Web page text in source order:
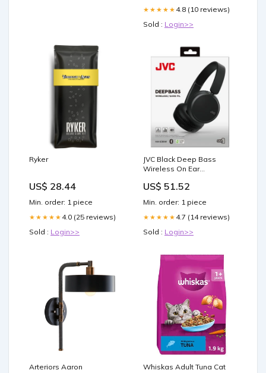
★★★★★ 4.8 (10 reviews)
Sold : Login>>
Ryker
US$ 28.44
Min. order: 1 piece
★★★★★ 4.0 (25 reviews)
Sold : Login>>
JVC Black Deep Bass
Wireless On Ear
US$ 51.52
Min. order: 1 piece
★★★★★ 4.7 (14 reviews)
Sold : Login>>
Arteriors Aaron
Whiskas Adult Tuna Cat